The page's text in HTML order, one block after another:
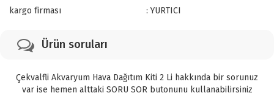
kargo firması
: YURTICI
Ürün soruları
Çekvalfli Akvaryum Hava Dağıtım Kiti 2 Li hakkında bir sorunuz
var ise hemen alttaki SORU SOR butonunu kullanabilirsiniz